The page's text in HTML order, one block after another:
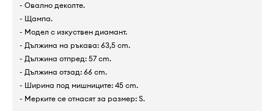
- Овално деколте.
- Щампа.
- Модел с изкуствен диамант.
- Дължина на ръкава: 63,5 cm.
- Дължина отпред: 57 cm.
- Дължина отзад: 66 cm.
- Ширина под мишниците: 45 cm.
- Мерките се отнасят за размер: S.